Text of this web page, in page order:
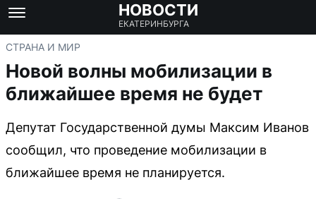
НОВОСТИ
ЕКАТЕРИНБУРГА
СТРАНА И МИР
Новой волны мобилизации в
ближайшее время не будет
Депутат Государственной думы Максим Иванов
сообщил, что проведение мобилизации в
ближайшее время не планируется.